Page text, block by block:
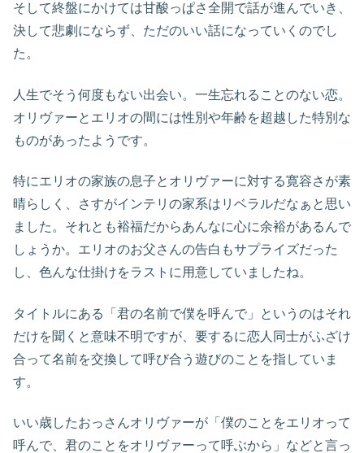
そして終盤にかけては甘酸っぱさ全開で話が進んでいき、
決して悲劇にならず、ただのいい話になっていくのでし
た。
人生でそう何度もない出会い。一生忘れることのない恋。
オリヴァーとエリオの間には性別や年齢を超越した特別な
ものがあったようです。
特にエリオの家族の息子とオリヴァーに対する寛容さが素
晴らしく、さすがインテリの家系はリベラルだなぁと思い
ました。それとも裕福だからあんなに心に余裕があるんで
しょうか。エリオのお父さんの告白もサプライズだった
し、色んな仕掛けをラストに用意していましたね。
タイトルにある「君の名前で僕を呼んで」というのはそれ
だけを聞くと意味不明ですが、要するに恋人同士がふざけ
合って名前を交換して呼び合う遊びのことを指していま
す。
いい歳したおっさんオリヴァーが「僕のことをエリオって
呼んで、君のことをオリヴァーって呼ぶから」などと言っ